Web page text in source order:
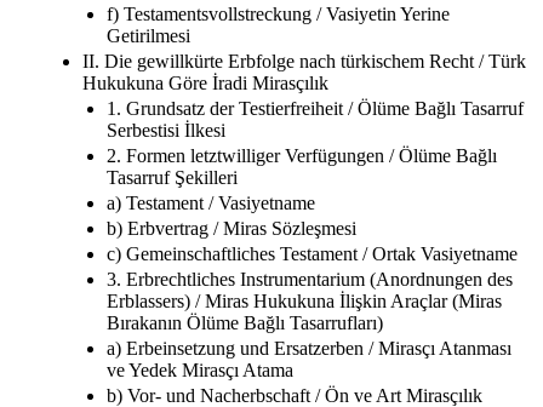
f) Testamentsvollstreckung / Vasiyetin Yerine
Getirilmesi
II. Die gewillkürte Erbfolge nach türkischem Recht / Türk
Hukukuna Göre İradi Mirasçılık
1. Grundsatz der Testierfreiheit / Ölüme Bağlı Tasarruf
Serbestisi İlkesi
2. Formen letztwilliger Verfügungen / Ölüme Bağlı
Tasarruf Şekilleri
a) Testament / Vasiyetname
b) Erbvertrag / Miras Sözleşmesi
c) Gemeinschaftliches Testament / Ortak Vasiyetname
3. Erbrechtliches Instrumentarium (Anordnungen des
Erblassers) / Miras Hukukuna İlişkin Araçlar (Miras
Bırakanın Ölüme Bağlı Tasarrufları)
a) Erbeinsetzung und Ersatzerben / Mirasçı Atanması
ve Yedek Mirasçı Atama
b) Vor- und Nacherbschaft / Ön ve Art Mirasçılık